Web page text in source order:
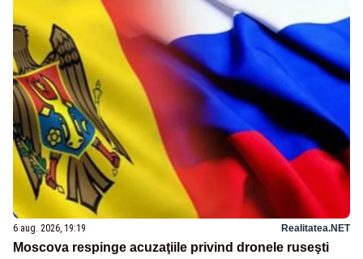
6 aug. 2026, 19:19 Realitatea.NET
Moscova respinge acuzaţiile privind dronele ruseşti